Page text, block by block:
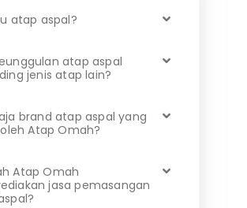
atap aspal?
atap aspal
jenis atap lain?
brand atap aspal yang
Atap Omah?
Atap Omah
jasa pemasangan